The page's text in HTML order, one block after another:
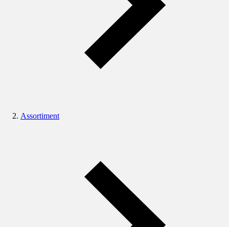
Assortiment